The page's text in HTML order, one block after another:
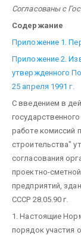
Согласованы с
Содержание
Приложение 1.
Приложение 2.
утвержденного
25 апреля 1991 г.
С введением в
работе комиссий
строительства"
согласования
проектно-
предприятий,
СССР 28.05.90 г.
1. Настоящие
порядок участия